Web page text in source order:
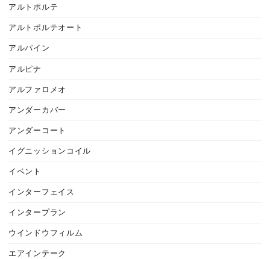
アルトポルテ
アルトポルテオート
アルパイン
アルピナ
アルファロメオ
アンダーカバー
アンダーコート
イグニッションコイル
イベント
インターフェイス
インタープラン
ウインドウフィルム
エアインテーク